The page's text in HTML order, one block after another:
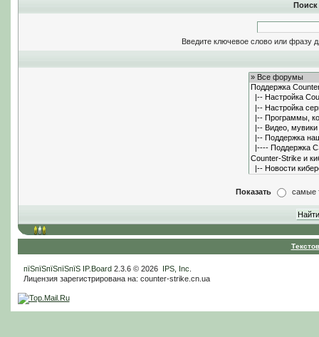
Введите ключевое слово или фразу
Показать самые
пїЅпїЅпїЅпїЅпїЅ IP.Board2.3.6 © 2026 IPS, Inc
Лицензия зарегистрирована на: counter-strike.cn.ua